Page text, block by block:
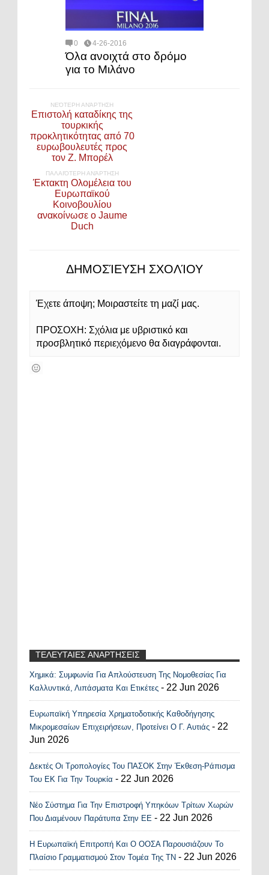
0 4-26-2016
Όλα ανοιχτά στο δρόμο
για το Μιλάνο
ΝΕΌΤΕΡΗ ΑΝΆΡΤΗΣΗ
Επιστολή καταδίκης της
τουρκικής
προκλητικότητας από 70
ευρωβουλευτές προς
τον Ζ. Μπορέλ
ΠΑΛΑΙΌΤΕΡΗ ΑΝΆΡΤΗΣΗ
Έκτακτη Ολομέλεια του
Ευρωπαϊκού
Κοινοβουλίου
ανακοίνωσε ο Jaume
Duch
ΔΗΜΟΣΊΕΥΣΗ ΣΧΟΛΊΟΥ
Έχετε άποψη; Μοιραστείτε τη μαζί μας.
ΠΡΟΣΟΧΗ: Σχόλια με υβριστικό και
προσβλητικό περιεχόμενο θα διαγράφονται.
ΤΕΛΕΥΤΑΙΕΣ ΑΝΑΡΤΗΣΕΙΣ
Recent Posts Widget
Χημικά: Συμφωνία Για Απλούστευση Της Νομοθεσίας Για
Καλλυντικά, Λιπάσματα Και Ετικέτες - 22 Jun 2026
Ευρωπαϊκή Υπηρεσία Χρηματοδοτικής Καθοδήγησης
Μικρομεσαίων Επιχειρήσεων, Προτείνει Ο Γ. Αυτιάς - 22
Jun 2026
Δεκτές Οι Τροπολογίες Του ΠΑΣΟΚ Στην Έκθεση-Ράπισμα
Του ΕΚ Για Την Τουρκία - 22 Jun 2026
Νέο Σύστημα Για Την Επιστροφή Υπηκόων Τρίτων Χωρών
Που Διαμένουν Παράτυπα Στην ΕΕ - 22 Jun 2026
Η Ευρωπαϊκή Επιτροπή Και Ο ΟΟΣΑ Παρουσιάζουν Το
Πλαίσιο Γραμματισμού Στον Τομέα Της ΤΝ - 22 Jun 2026